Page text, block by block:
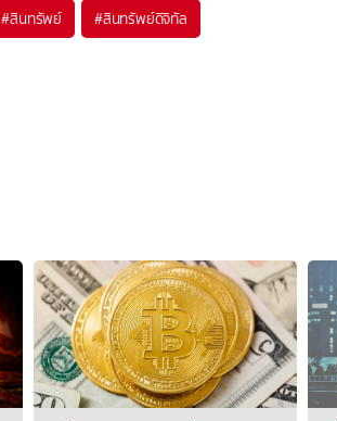
#สินทรัพย์ #สินทรัพย์ดิจิทัล